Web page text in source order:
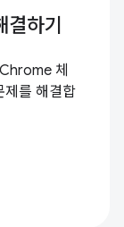
하기
체
제를 해결합